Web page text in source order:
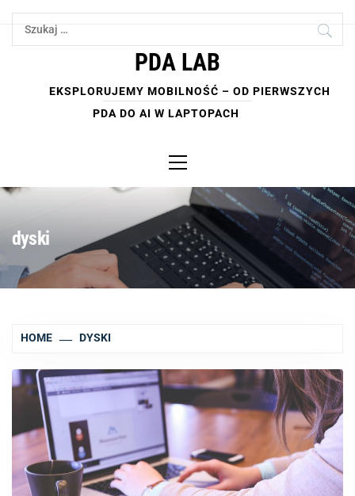
Skip
Szukaj:
PDA LAB
EKSPLORUJEMY MOBILNOŚĆ – OD PIERWSZYCH
PDA DO AI W LAPTOPACH
Menu
dyski
HOME DYSKI